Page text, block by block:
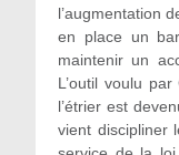
l’augmentation
en place un
maintenir un
L’outil voulu
l’étrier est
vient discipliner